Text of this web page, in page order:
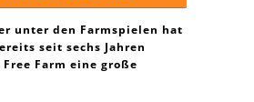
unter den Farmspielen hat
seit sechs Jahren
Farm eine große